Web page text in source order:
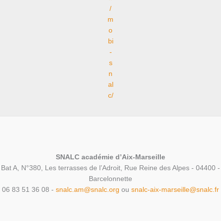
/
m
o
bi
-
s
n
al
c/
SNALC académie d’Aix-Marseille
Bat A, N°380, Les terrasses de l’Adroit, Rue Reine des Alpes - 04400 -
Barcelonnette
06 83 51 36 08 - snalc.am@snalc.org ou snalc-aix-marseille@snalc.fr